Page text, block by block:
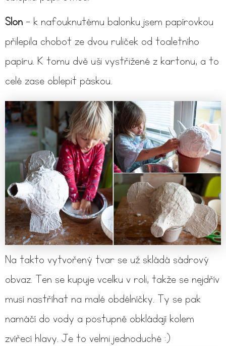
Slon - k nafouknutému balonku jsem papírovkou
přilepila chobot ze dvou ruliček od toaletního
papíru. K tomu dvě uši vystřižené z kartonu, a to
celé zase oblepit páskou.
Na takto vytvořený tvar se už skládá sádrový
obvaz. Ten se kupuje vcelku v roli, takže se nejdřív
musí nastříhat na malé obdélníčky. Ty se pak
namáčí do vody a postupně obkládají kolem
zvířecí hlavy. Je to velmi jednoduché :)